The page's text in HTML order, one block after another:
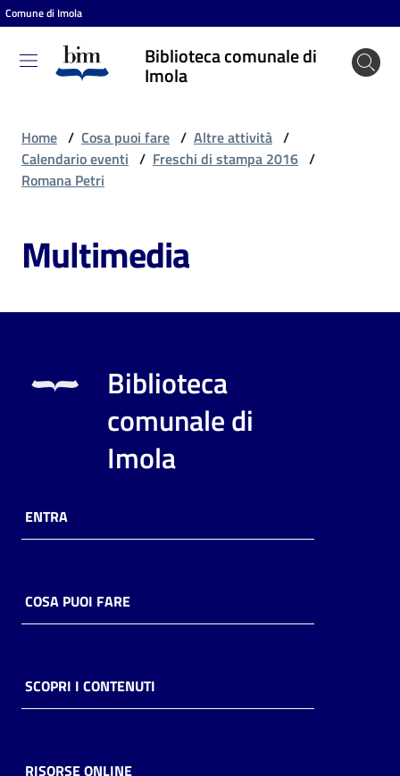
Vai al contenuto
Vai alla navigazione
Vai al footer
Comune di Imola
Biblioteca comunale di
Imola
Biblioteca
comunale
Cosa
fare
Scopri
online
Piani
Home / Cosa puoi fare / Altre attività /
Calendario eventi / Freschi di stampa 2016 /
Romana Petri
Multimedia
Biblioteca
comunale di
Imola
ENTRA
COSA PUOI FARE
SCOPRI I CONTENUTI
RISORSE ONLINE